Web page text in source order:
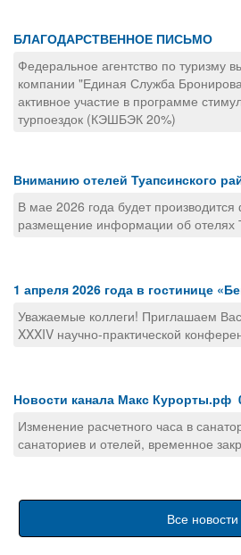
БЛАГОДАРСТВЕННОЕ ПИСЬМО
Федеральное агентство по туризму
компании "Единая Служба
активное участие в программе
турпоездок (КЭШБЭК 20%)
Вниманию отелей Туапсинского
В мае 2026 года будет
размещение информации об отелях
1 апреля 2026 года в гостинице
Уважаемые коллеги! Приглашаем
XXXIV научно-практической
Новости канала Макс Курорты.рф
Изменение расчетного часа в
санаториев и отелей, временное
Все новости